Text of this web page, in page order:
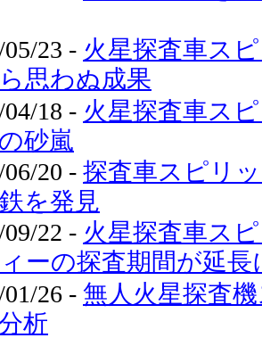
23 - 火星探査車ス
思わぬ成果
18 - 火星探査車ス
砂嵐
20 - 探査車スピリ
を発見
22 - 火星探査車ス
ーの探査期間が延長
26 - 無人火星探査
析